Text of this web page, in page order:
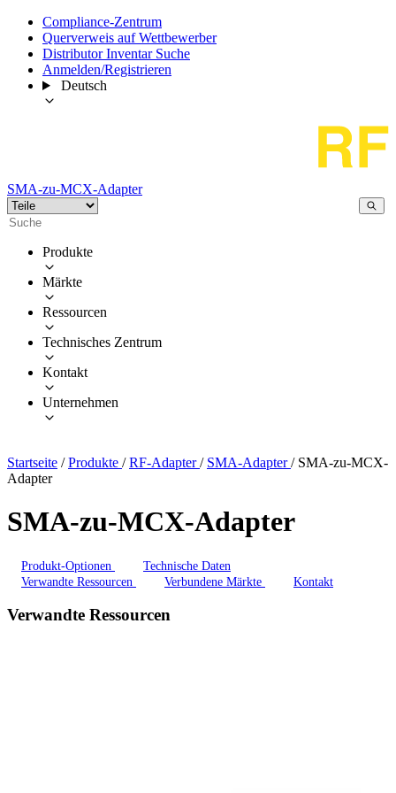
Compliance-Zentrum
Querverweis auf Wettbewerber
Distributor Inventar Suche
Anmelden/Registrieren
Deutsch
SMA-zu-MCX-Adapter
Produkte
Märkte
Ressourcen
Technisches Zentrum
Kontakt
Unternehmen
Startseite / Produkte / RF-Adapter/ SMA-Adapter/ SMA-zu-MCX-
Adapter
SMA-zu-MCX-Adapter
Produkt-Optionen
Technische Daten
Verwandte Ressourcen
Verbundene Märkte Kontakt
Verwandte Ressourcen